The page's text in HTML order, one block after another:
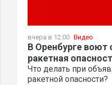
вчера в 12:00 Видео
В Оренбурге воют
ракетная
Что делать при
ракетной опасности?